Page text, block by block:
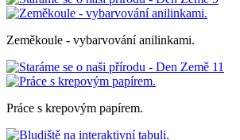
Zeměkoule - vybarvování anilinkami.
Práce s krepovým papírem.